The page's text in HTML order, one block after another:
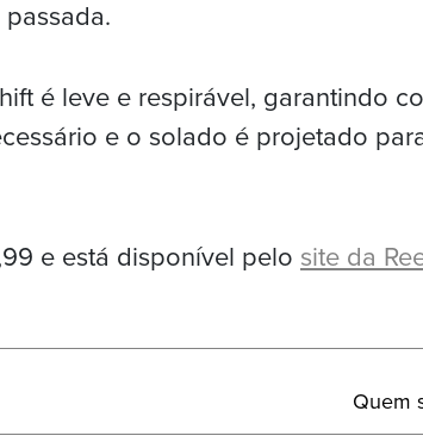
é leve e respirável, garantindo
e o solado é projetado
e está disponível pelo site da
Post:
Quem